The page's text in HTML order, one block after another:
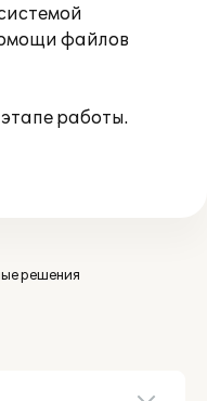
файлов
работы.
решения